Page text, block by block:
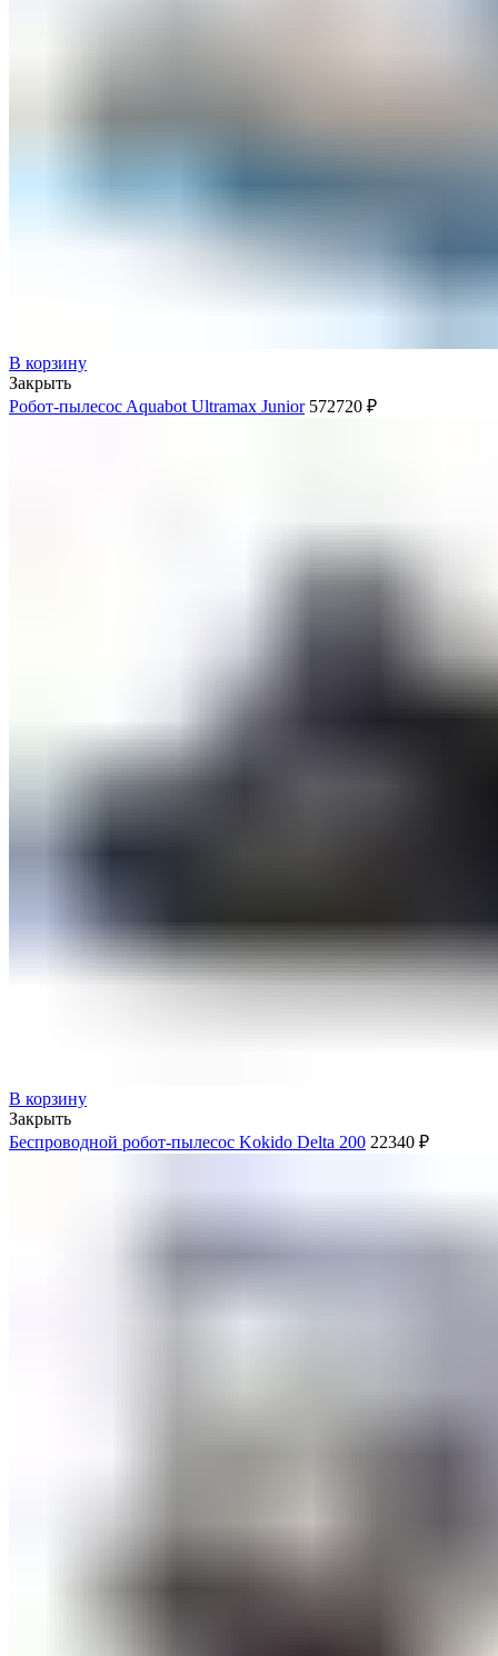
В корзину
Закрыть
Робот-пылесоc Aquabot Ultramax Junior 572720 ₽
В корзину
Закрыть
Беспроводной робот-пылесоc Kokido Delta 200 22340 ₽